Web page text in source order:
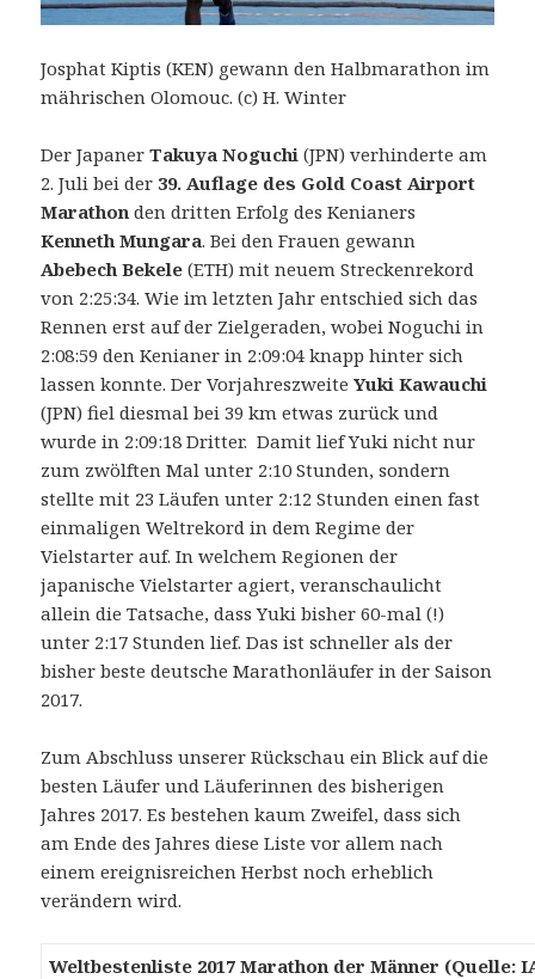
Josphat Kiptis (KEN) gewann den Halbmarathon im
mährischen Olomouc. (c) H. Winter
Der JapanerTakuya Noguchi (JPN) verhinderte am
2. Juli bei der 39. Auflage des Gold Coast Airport
Marathon den dritten Erfolg des Kenianers
Kenneth Mungara. Bei den Frauen gewann
Abebech Bekele (ETH) mit neuem Streckenrekord
von 2:25:34. Wie im letzten Jahr entschied sich das
Rennen erst auf der Zielgeraden, wobei Noguchi in
2:08:59 den Kenianer in 2:09:04 knapp hinter sich
lassen konnte.Der VorjahreszweiteYuki Kawauchi
(JPN) fiel diesmal bei 39 km etwas zurück und
wurde in 2:09:18 Dritter. Damit lief Yuki nicht nur
zum zwölften Mal unter 2:10 Stunden, sondern
stellte mit 23 Läufen unter 2:12 Stunden einen fast
einmaligen Weltrekord in dem Regime der
Vielstarter auf. In welchem Regionen der
japanische Vielstarter agiert, veranschaulicht
allein die Tatsache, dass Yuki bisher 60-mal (!)
unter 2:17 Stunden lief. Das ist schneller als der
bisher beste deutsche Marathonläufer in der Saison
2017.
Zum Abschluss unserer Rückschau ein Blick auf die
besten Läufer und Läuferinnen des bisherigen
Jahres 2017. Es bestehen kaum Zweifel, dass sich
am Ende des Jahres diese Liste vor allem nach
einem ereignisreichen Herbst noch erheblich
verändern wird.
Weltbestenliste 2017 Marathon der Männer (Quelle: